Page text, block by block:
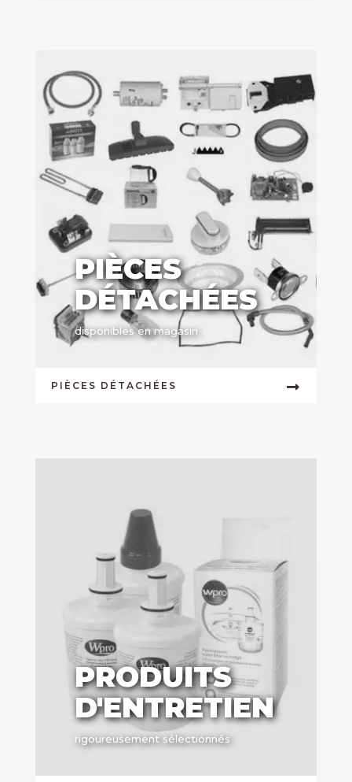
PIÈCES
DÉTACHÉES
disponibles en magasin
PIÈCES DÉTACHÉES
PRODUITS
D'ENTRETIEN
rigoureusement sélectionnés